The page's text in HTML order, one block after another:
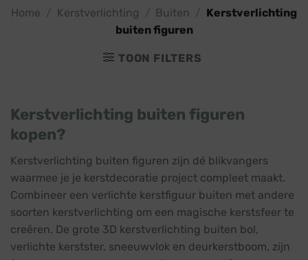
Home Kerstverlichting Buiten
Kerstverlichting
buiten figuren
TOON FILTERS
Kerstverlichting buiten figuren
kopen?
Kerstverlichting buiten figuren zijn dé blikvangers
waarmee je je kerstdecoratie project compleet maakt.
Combineer een verlichte kerstfiguur buiten met andere
soorten kerstverlichting om een magische kerstsfeer te
creëren. De grote 3D kerstverlichting buiten bol,
verlichte kerstster, sneeuwvlok en deurkerstboom, zijn